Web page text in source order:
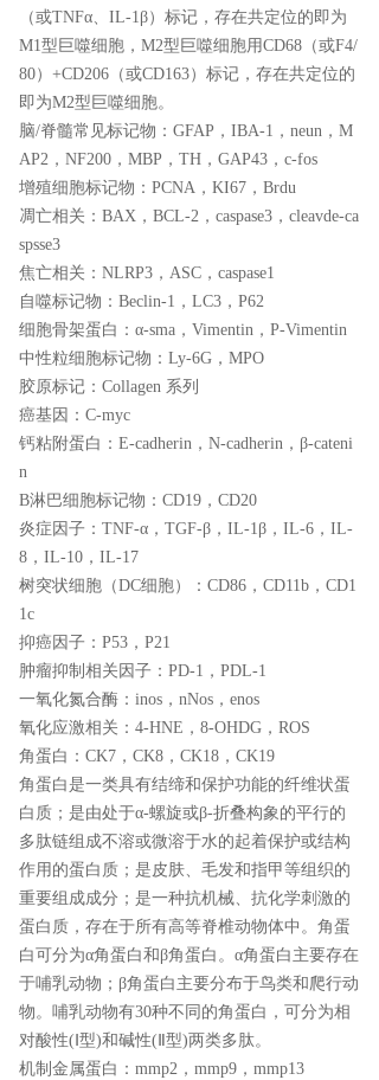
（或TNFα、IL-1β）标记，存在共定位的即为
M1型巨噬细胞，M2型巨噬细胞用CD68（或F4/
80）+CD206（或CD163）标记，存在共定位的
即为M2型巨噬细胞。
脑/脊髓常见标记物 ：GFAP，IBA-1，neun，M
AP2，NF200，MBP，TH，GAP43，c-fos
增殖细胞标记物： PCNA，KI67，Brdu
凋亡相关 ：BAX，BCL-2，caspase3，cleavde-ca
spsse3
焦亡相关 ：NLRP3，ASC，caspase1
自噬标记物 ：Beclin-1，LC3，P62
细胞骨架蛋白 ：α-sma，Vimentin，P-Vimentin
中性粒细胞标记物： Ly-6G，MPO
胶原标记 ：Collagen 系列
癌基因： C-myc
钙粘附蛋白： E-cadherin，N-cadherin，β-cateni
n
B淋巴细胞标记物： CD19，CD20
炎症因子： TNF-α，TGF-β，IL-1β，IL-6，IL-
8，IL-10，IL-17
树突状细胞（DC细胞）： CD86，CD11b，CD1
1c
抑癌因子： P53，P21
肿瘤抑制相关因子： PD-1，PDL-1
一氧化氮合酶： inos，nNos，enos
氧化应激相关： 4-HNE，8-OHDG，ROS
角蛋白： CK7，CK8，CK18，CK19
角蛋白是一类具有结缔和保护功能的纤维状蛋
白质；是由处于α-螺旋或β-折叠构象的平行的
多肽链组成不溶或微溶于水的起着保护或结构
作用的蛋白质；是皮肤、毛发和指甲等组织的
重要组成成分；是一种抗机械、抗化学刺激的
蛋白质，存在于所有高等脊椎动物体中。角蛋
白可分为α角蛋白和β角蛋白。α角蛋白主要存在
于哺乳动物；β角蛋白主要分布于鸟类和爬行动
物。哺乳动物有30种不同的角蛋白，可分为相
对酸性(Ⅰ型)和碱性(Ⅱ型)两类多肽。
机制金属蛋白： mmp2，mmp9，mmp13